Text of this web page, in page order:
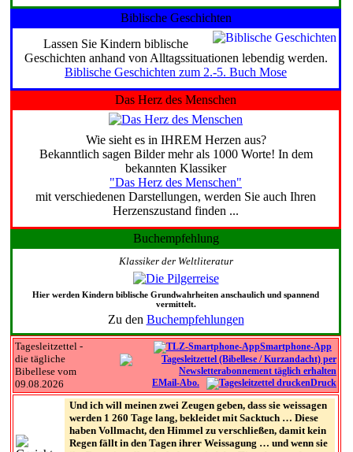
Biblische Geschichten
Lassen Sie Kindern biblische
Geschichten anhand von Alltagssituationen lebendig werden.
Biblische Geschichten zum 2.-5. Buch Mose
Das Herz des Menschen
Wie sieht es in IHREM Herzen aus?
Bekanntlich sagen Bilder mehr als 1000 Worte! In dem
bekannten Klassiker
"Das Herz des Menschen"
mit verschiedenen Darstellungen, werden Sie auch Ihren
Herzenszustand finden ...
Buchempfehlung
Klassiker der Weltliteratur
Hier werden Kindern biblische Grundwahrheiten anschaulich und spannend
vermittelt.
Zu den Buchempfehlungen
Tagesleitzettel -
die tägliche
Bibellese vom
09.08.2026
Smartphone-App
EMail-Abo. Druck
Und ich will meinen zwei Zeugen geben, dass sie weissagen
werden 1 260 Tage lang, bekleidet mit Sacktuch … Diese
haben Vollmacht, den Himmel zu verschließen, damit kein
Regen fällt in den Tagen ihrer Weissagung … und wenn sie